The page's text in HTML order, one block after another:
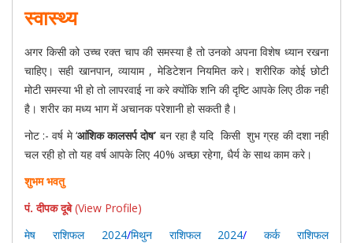
स्वास्थ्य
अगर किसी को उच्च रक्त चाप की समस्या है तो उनको अपना विशेष ध्यान रखना
चाहिए। सही खानपान, व्यायाम , मेडिटेशन नियमित करे। शरीरिक कोई छोटी
मोटी समस्या भी हो तो लापरवाई ना करे क्योंकि शनि की दृष्टि आपके लिए ठीक नही
है। शरीर का मध्य भाग में अचानक परेशानी हो सकती है।
नोट :- वर्ष मे ‘आंशिक कालसर्प दोष’ बन रहा है यदि किसी शुभ ग्रह की दशा नही
चल रही हो तो यह वर्ष आपके लिए 40% अच्छा रहेगा, धैर्य के साथ काम करे।
शुभम भवतु
पं. दीपक दूबे(View Profile)
मेष राशिफल 2024/मिथुन राशिफल 2024/ कर्क राशिफल